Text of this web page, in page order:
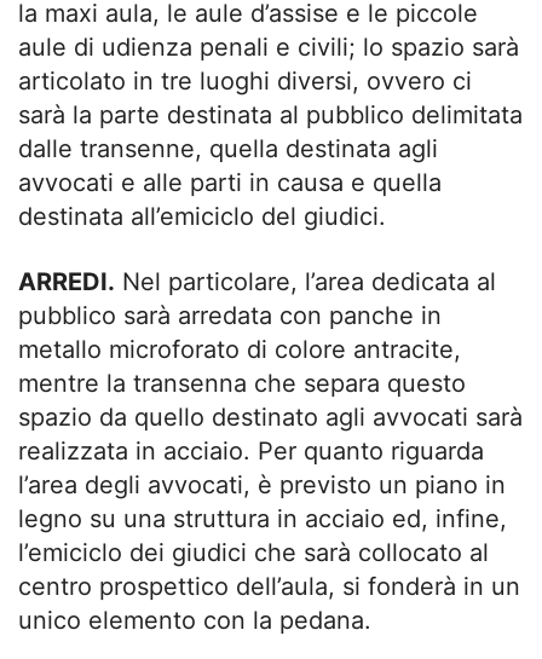
la maxi aula, le aule d’assise e le piccole
aule di udienza penali e civili; lo spazio sarà
articolato in tre luoghi diversi, ovvero ci
sarà la parte destinata al pubblico delimitata
dalle transenne, quella destinata agli
avvocati e alle parti in causa e quella
destinata all’emiciclo del giudici.
ARREDI. Nel particolare, l’area dedicata al
pubblico sarà arredata con panche in
metallo microforato di colore antracite,
mentre la transenna che separa questo
spazio da quello destinato agli avvocati sarà
realizzata in acciaio. Per quanto riguarda
l’area degli avvocati, è previsto un piano in
legno su una struttura in acciaio ed, infine,
l’emiciclo dei giudici che sarà collocato al
centro prospettico dell’aula, si fonderà in un
unico elemento con la pedana.